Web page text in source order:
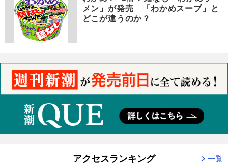
メン」が発売 「わかめスープ」と
どこが違うのか？
アクセスランキング 一覧